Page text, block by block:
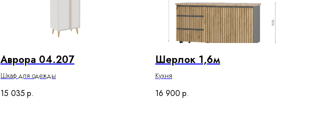
Аврора 04.207
Шкаф для одежды
15 035 р.
Шерлок 1,6м
Кухня
16 900 р.